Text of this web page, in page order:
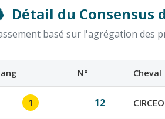
Détail du Consensus
basé sur l'agrégation des
N° Cheval
1 12 CIRCEO